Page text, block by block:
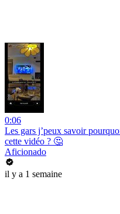
0:06
Les gars j’peux savoir
cette vidéo ? 🤔
Aficionado
il y a 1 semaine